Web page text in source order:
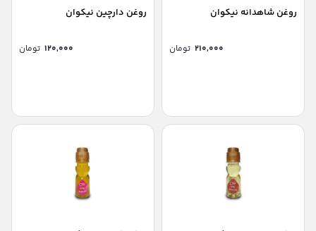
روغن شاهدانه نیکوان
۲۱۰,۰۰۰ تومان
روغن دارچین نیکوان
۱۲۰,۰۰۰ تومان